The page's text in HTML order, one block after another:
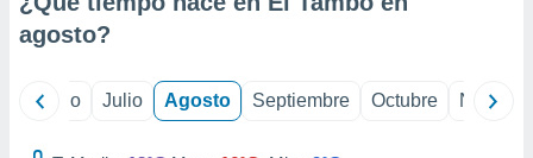
e
agosto?
Junio Julio Agosto Septiembre Octubre